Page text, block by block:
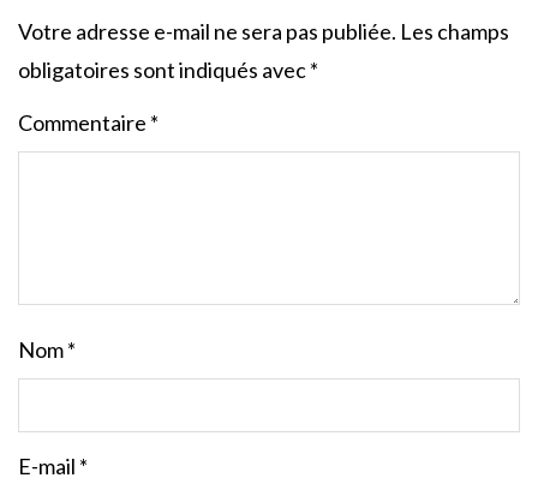
Votre adresse e-mail ne sera pas publiée. Les champs
obligatoires sont indiqués avec*
Commentaire *
Nom*
E-mail *